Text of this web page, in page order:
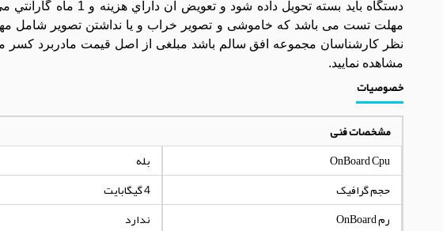
دستگاه بايد بسته
مهلت تست می باشد که خاموشی و تصویر خراب و یا نداشتن تصویر شامل
نظر کارشناسان مجموعه افق سالم باشد مبلغی از اصل قیمت مادربرد کسر
مشاهده نمایید.
خصوصیات
مشخصات فنی
OnBoard Cpu
بله
حجم گرافیک
4 گیگابایت
رم OnBoard
ندارد